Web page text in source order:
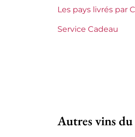
Maturité
Châteaux de Bordeaux
Les pays livrés par
Service Cadeau
Autres vins